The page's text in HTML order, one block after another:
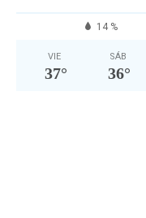
14 %
VIE
37°
SÁB
36°